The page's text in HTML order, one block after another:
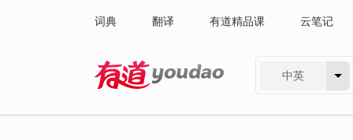
词典 翻译 有道精品课 云笔记
中英